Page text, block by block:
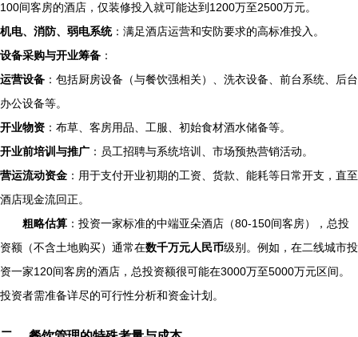
100间客房的酒店，仅装修投入就可能达到1200万至2500万元。
机电、消防、弱电系统：满足酒店运营和安防要求的高标准投入。
设备采购与开业筹备 ：
运营设备 ：包括厨房设备（与餐饮强相关）、洗衣设备、前台系统、后台
办公设备等。
开业物资 ：布草、客房用品、工服、初始食材酒水储备等。
开业前培训与推广 ：员工招聘与系统培训、市场预热营销活动。
营运流动资金 ：用于支付开业初期的工资、货款、能耗等日常开支，直至
酒店现金流回正。
粗略估算 ：投资一家标准的中端亚朵酒店（80-150间客房），总投
资额（不含土地购买）通常在数千万元人民币级别。例如，在二线城市投
资一家120间客房的酒店，总投资额很可能在3000万至5000万元区间。
投资者需准备详尽的可行性分析和资金计划。